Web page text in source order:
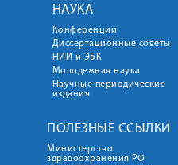
НАУКА
Конференции
Диссертационные советы
НИИ и ЭБК
Молодежная наука
Научные периодические
издания
ПОЛЕЗНЫЕ ССЫЛКИ
Министерство
здравоохранения РФ